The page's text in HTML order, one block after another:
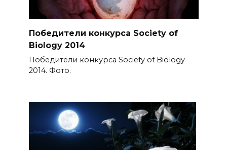
Победители конкурса Society of
Biology 2014
Победители конкурса Society of Biology
2014. Фото.